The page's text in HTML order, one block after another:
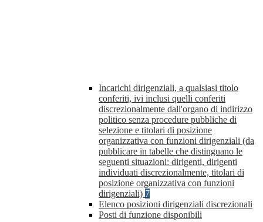
Incarichi dirigenziali, a qualsiasi titolo
conferiti, ivi inclusi quelli conferiti
discrezionalmente dall'organo di indirizzo
politico senza procedure pubbliche di
selezione e titolari di posizione
organizzativa con funzioni dirigenziali (da
pubblicare in tabelle che distinguano le
seguenti situazioni: dirigenti, dirigenti
individuati discrezionalmente, titolari di
posizione organizzativa con funzioni
dirigenziali) 7
Elenco posizioni dirigenziali discrezionali
Posti di funzione disponibili